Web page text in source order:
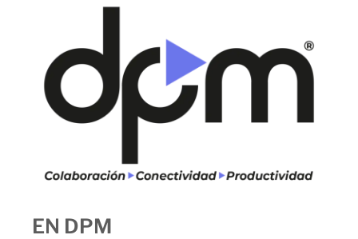
EN DPM